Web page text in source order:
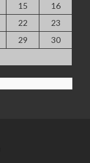
15
16
22
23
29
30